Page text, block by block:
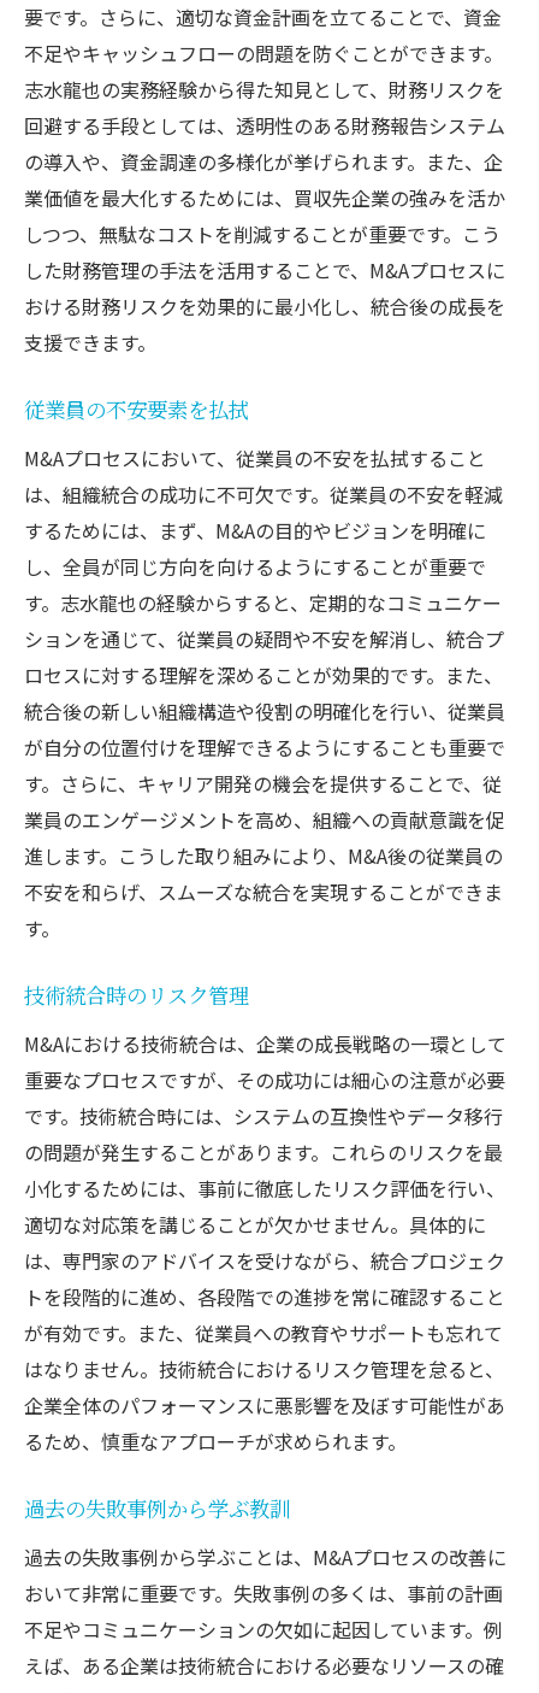
要です。さらに、適切な資金計画を立てることで、資金
不足やキャッシュフローの問題を防ぐことができます。
志水龍也の実務経験から得た知見として、財務リスクを
回避する手段としては、透明性のある財務報告システム
の導入や、資金調達の多様化が挙げられます。また、企
業価値を最大化するためには、買収先企業の強みを活か
しつつ、無駄なコストを削減することが重要です。こう
した財務管理の手法を活用することで、M&Aプロセスに
おける財務リスクを効果的に最小化し、統合後の成長を
支援できます。
従業員の不安要素を払拭
M&Aプロセスにおいて、従業員の不安を払拭すること
は、組織統合の成功に不可欠です。従業員の不安を軽減
するためには、まず、M&Aの目的やビジョンを明確に
し、全員が同じ方向を向けるようにすることが重要で
す。志水龍也の経験からすると、定期的なコミュニケー
ションを通じて、従業員の疑問や不安を解消し、統合プ
ロセスに対する理解を深めることが効果的です。また、
統合後の新しい組織構造や役割の明確化を行い、従業員
が自分の位置付けを理解できるようにすることも重要で
す。さらに、キャリア開発の機会を提供することで、従
業員のエンゲージメントを高め、組織への貢献意識を促
進します。こうした取り組みにより、M&A後の従業員の
不安を和らげ、スムーズな統合を実現することができま
す。
技術統合時のリスク管理
M&Aにおける技術統合は、企業の成長戦略の一環として
重要なプロセスですが、その成功には細心の注意が必要
です。技術統合時には、システムの互換性やデータ移行
の問題が発生することがあります。これらのリスクを最
小化するためには、事前に徹底したリスク評価を行い、
適切な対応策を講じることが欠かせません。具体的に
は、専門家のアドバイスを受けながら、統合プロジェク
トを段階的に進め、各段階での進捗を常に確認すること
が有効です。また、従業員への教育やサポートも忘れて
はなりません。技術統合におけるリスク管理を怠ると、
企業全体のパフォーマンスに悪影響を及ぼす可能性があ
るため、慎重なアプローチが求められます。
過去の失敗事例から学ぶ教訓
過去の失敗事例から学ぶことは、M&Aプロセスの改善に
おいて非常に重要です。失敗事例の多くは、事前の計画
不足やコミュニケーションの欠如に起因しています。例
えば、ある企業は技術統合における必要なリソースの確